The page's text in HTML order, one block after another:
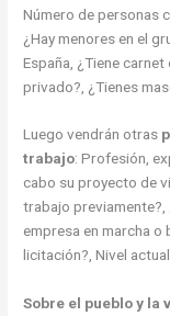
Número de personas
¿Hay menores en el
España, ¿Tiene
privado?, ¿Tienes
Luego vendrán otras
trabajo: Profesión,
cabo su proyecto de
trabajo previamente?,
empresa en marcha o
licitación?, Nivel
Sobre el pueblo y la